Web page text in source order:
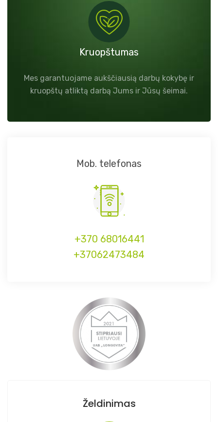
Kruopštumas
Mes garantuojame aukščiausią darbų kokybę ir
kruopštų atliktą darbą Jums ir Jūsų šeimai.
Mob. telefonas
+370 68016441
+37062473484
Želdinimas